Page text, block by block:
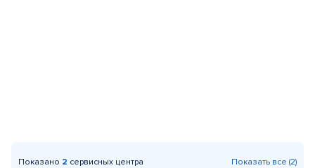
Показано 2 сервисных центра Показать все (2)